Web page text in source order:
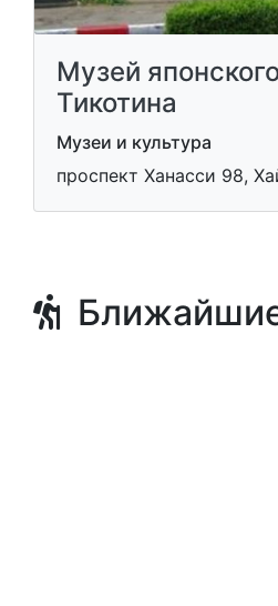
Музей
Тикотина
Музеи и культура
проспект Ханасси 98,